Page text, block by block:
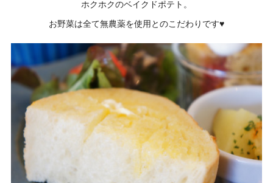
ホクホクのベイクドポテト。
お野菜は全て無農薬を使用とのこだわりです♥